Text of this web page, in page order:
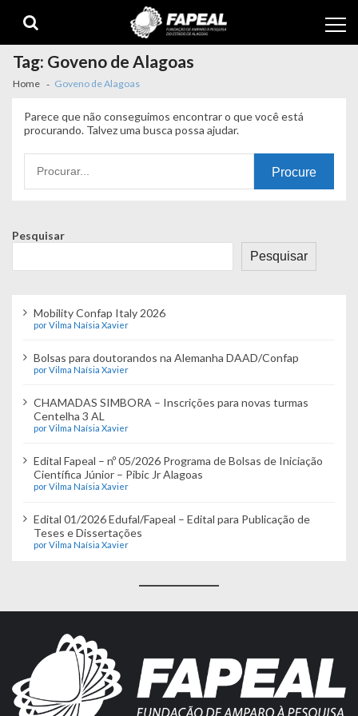
navigation
content
Tag: Goveno de Alagoas
Home Goveno de Alagoas
Parece que não conseguimos encontrar o que você está
procurando. Talvez uma busca possa ajudar.
por:
Pesquisar
Pesquisar
Mobility Confap Italy 2026
por Vilma Naísia Xavier
Bolsas para doutorandos na Alemanha DAAD/Confap
por Vilma Naísia Xavier
CHAMADAS SIMBORA – Inscrições para novas turmas
Centelha 3 AL
por Vilma Naísia Xavier
Edital Fapeal – nº 05/2026 Programa de Bolsas de Iniciação
Científica Júnior – Pibic Jr Alagoas
por Vilma Naísia Xavier
Edital 01/2026 Edufal/Fapeal – Edital para Publicação de
Teses e Dissertações
por Vilma Naísia Xavier